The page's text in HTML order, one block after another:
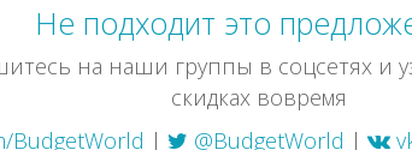
Не подходит это
на наши группы в соцсетях и
скидках вовремя
BudgetWorld | @BudgetWorld |